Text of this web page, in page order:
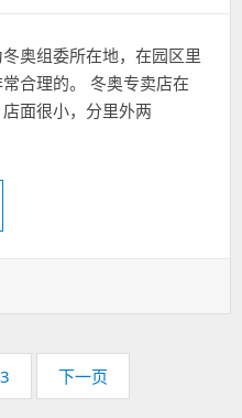
奥组委所在地，在园区里
合理的。 冬奥专卖店在
面很小，分里外两
品还都挺可爱的呢
页
码：
3 下一页